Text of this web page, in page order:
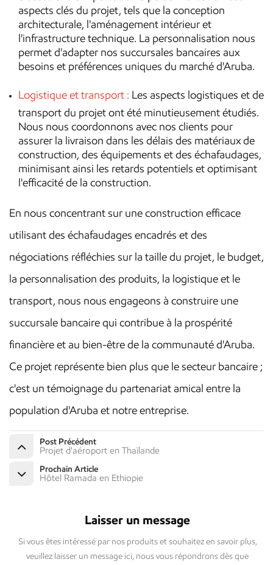
aspects clés du projet, tels que la conception
architecturale, l'aménagement intérieur et
l'infrastructure technique. La personnalisation nous
permet d'adapter nos succursales bancaires aux
besoins et préférences uniques du marché d'Aruba.
Logistique et transport : Les aspects logistiques et de
transport du projet ont été minutieusement étudiés.
Nous nous coordonnons avec nos clients pour
assurer la livraison dans les délais des matériaux de
construction, des équipements et des échafaudages,
minimisant ainsi les retards potentiels et optimisant
l'efficacité de la construction.
En nous concentrant sur une construction efficace
utilisant des échafaudages encadrés et des
négociations réfléchies sur la taille du projet, le budget,
la personnalisation des produits, la logistique et le
transport, nous nous engageons à construire une
succursale bancaire qui contribue à la prospérité
financière et au bien-être de la communauté d'Aruba.
Ce projet représente bien plus que le secteur bancaire ;
c'est un témoignage du partenariat amical entre la
population d'Aruba et notre entreprise.
Post Précédent
Projet d'aéroport en Thaïlande
Prochain Article
Hôtel Ramada en Ethiopie
Laisser un message
Si vous êtes intéressé par nos produits et souhaitez en savoir plus,
veuillez laisser un message ici, nous vous répondrons dès que